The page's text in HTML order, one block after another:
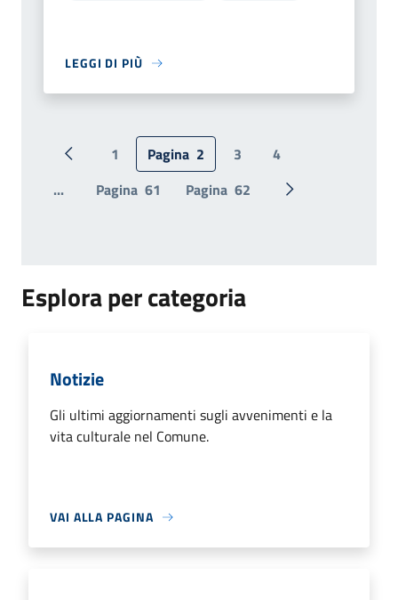
LEGGI DI PIÙ
Pagina precedente
1 Pagina 2 3
4
...
Pagina 61 Pagina 62 Pagina
Esplora per categoria
Notizie
Gli ultimi aggiornamenti sugli avvenimenti e la
vita culturale nel Comune.
VAI ALLA PAGINA